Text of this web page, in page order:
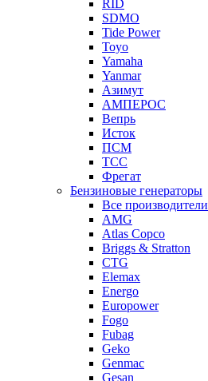
RID
SDMO
Tide Power
Toyo
Yamaha
Yanmar
Азимут
АМПЕРОС
Вепрь
Исток
ПСМ
ТСС
Фрегат
Бензиновые генераторы
Все производители
AMG
Atlas Copco
Briggs & Stratton
CTG
Elemax
Energo
Europower
Fogo
Fubag
Geko
Genmac
Gesan